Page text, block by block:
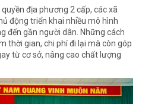
địa phương 2 cấp, các xã
động triển khai nhiều mô hình
đến gần người dân. Những cách
thời gian, chi phí đi lại mà còn góp
từ cơ sở, nâng cao chất lượng